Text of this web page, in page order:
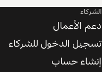
الشركاء
دعم الأعمال
تسجيل الدخول للشركاء
إنشاء حساب